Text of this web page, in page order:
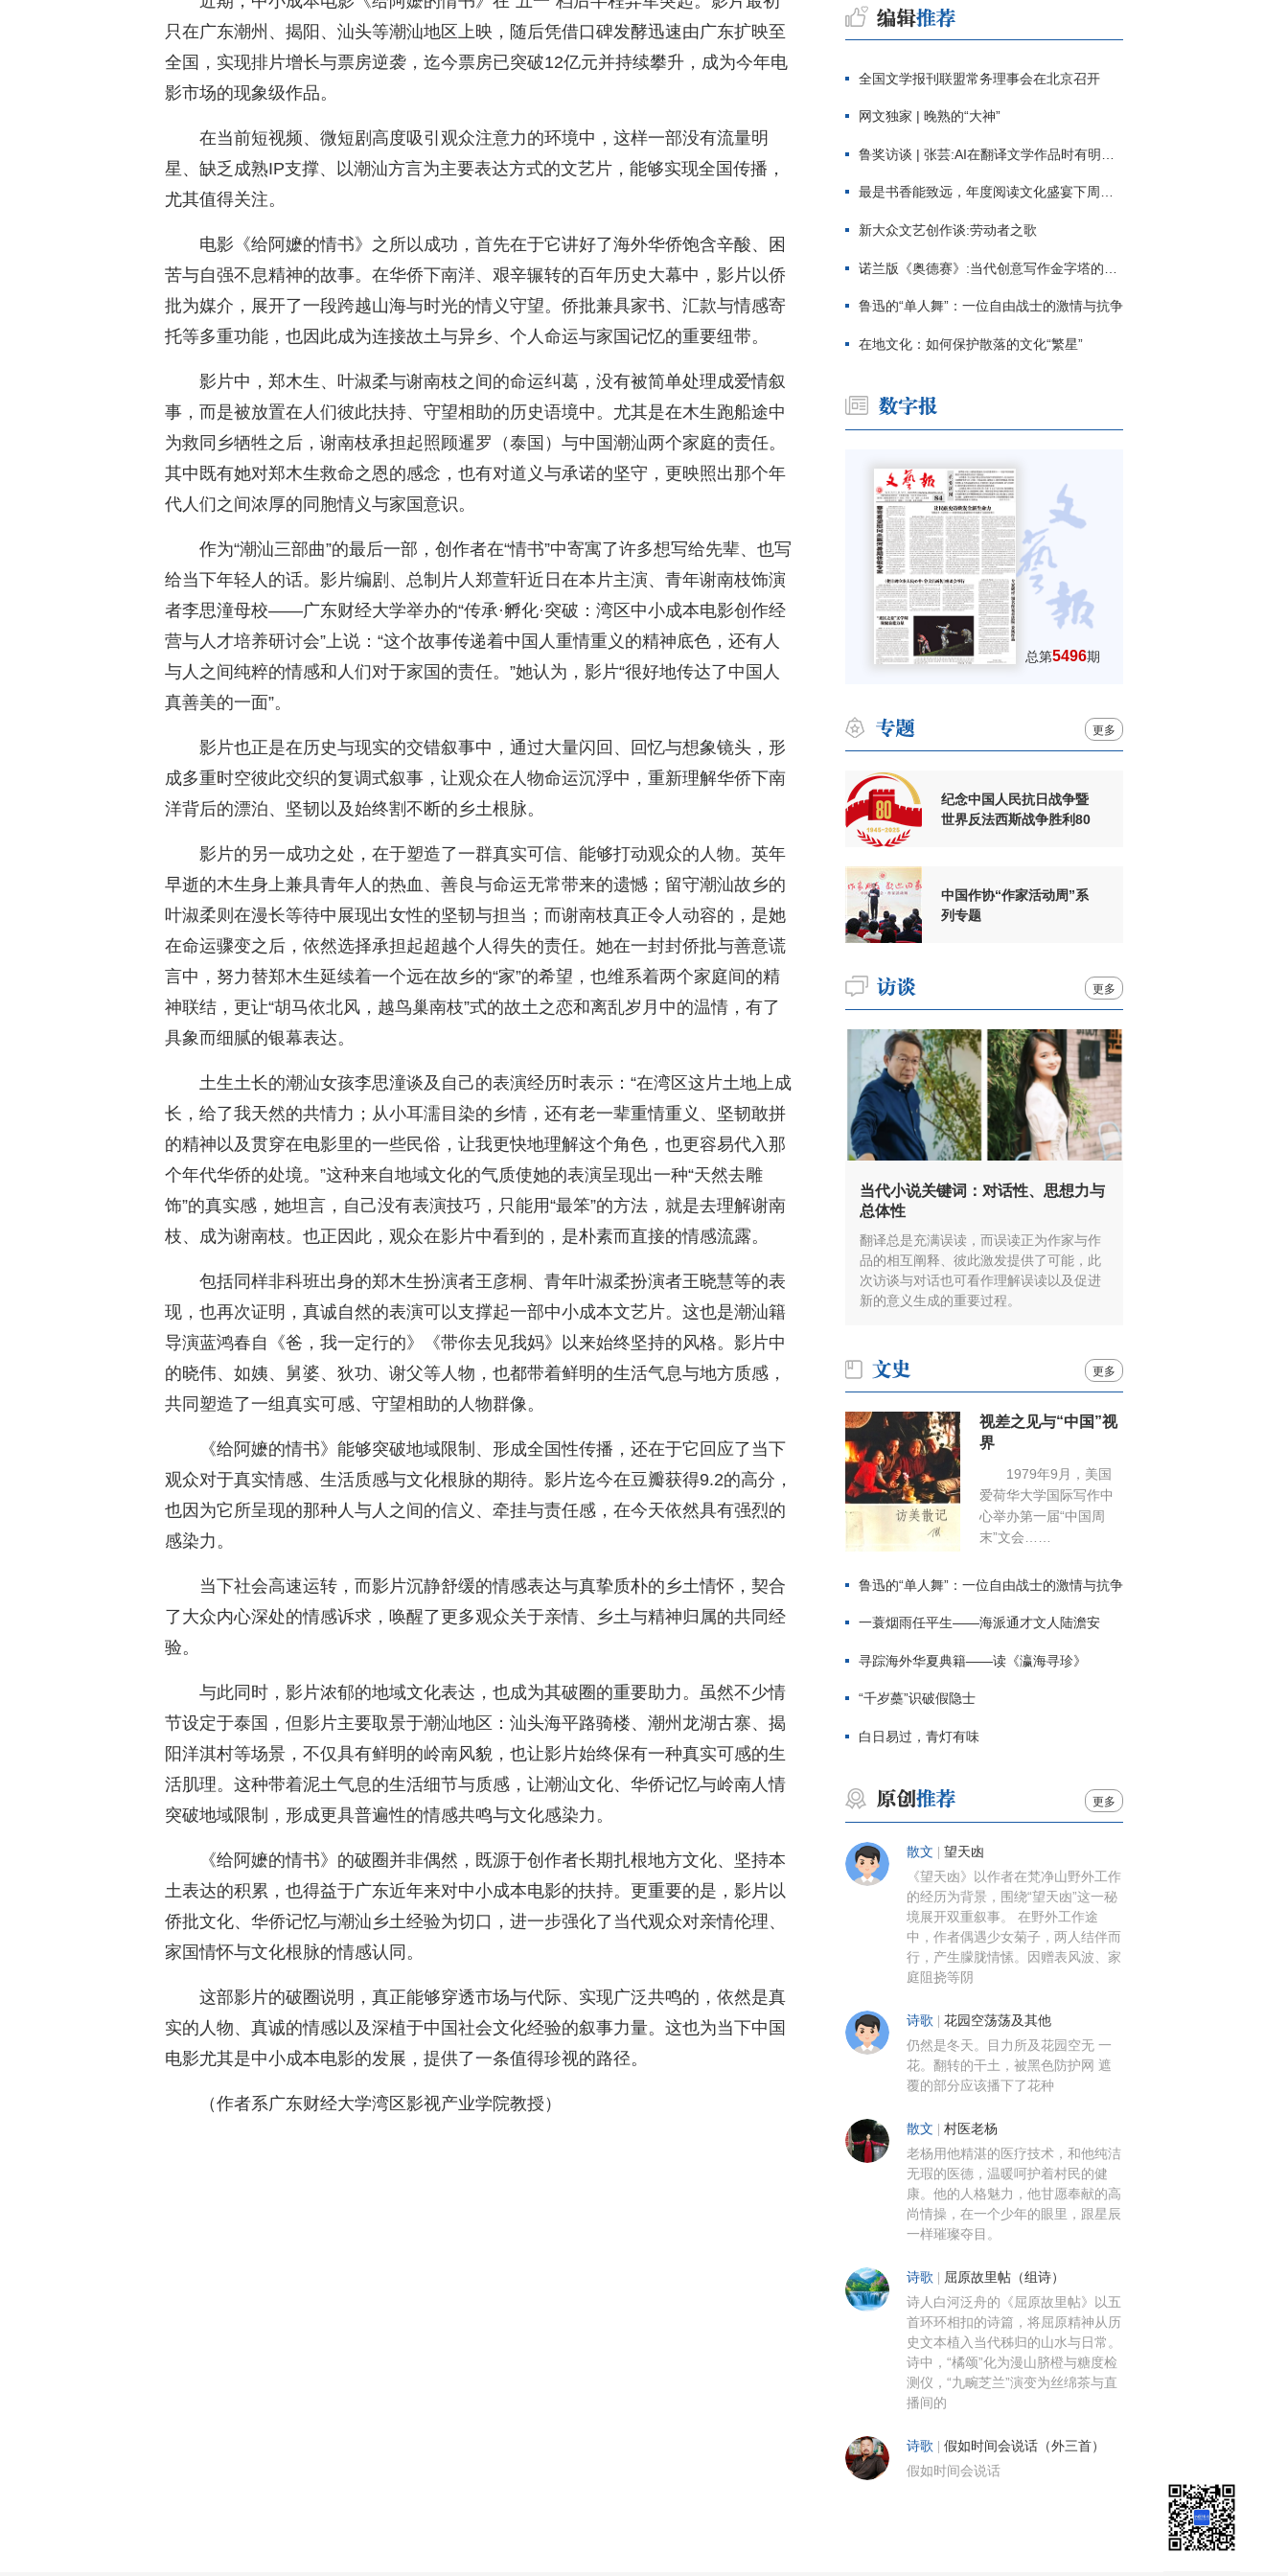
只在广东潮州、揭阳、汕头等潮汕地区上映，随后凭借口碑发酵迅速由广东扩映至
全国，实现排片增长与票房逆袭，迄今票房已突破12亿元并持续攀升，成为今年电
影市场的现象级作品。
在当前短视频、微短剧高度吸引观众注意力的环境中，这样一部没有流量明
星、缺乏成熟IP支撑、以潮汕方言为主要表达方式的文艺片，能够实现全国传播，
尤其值得关注。
电影《给阿嬷的情书》之所以成功，首先在于它讲好了海外华侨饱含辛酸、困
苦与自强不息精神的故事。在华侨下南洋、艰辛辗转的百年历史大幕中，影片以侨
批为媒介，展开了一段跨越山海与时光的情义守望。侨批兼具家书、汇款与情感寄
托等多重功能，也因此成为连接故土与异乡、个人命运与家国记忆的重要纽带。
影片中，郑木生、叶淑柔与谢南枝之间的命运纠葛，没有被简单处理成爱情叙
事，而是被放置在人们彼此扶持、守望相助的历史语境中。尤其是在木生跑船途中
为救同乡牺牲之后，谢南枝承担起照顾暹罗（泰国）与中国潮汕两个家庭的责任。
其中既有她对郑木生救命之恩的感念，也有对道义与承诺的坚守，更映照出那个年
代人们之间浓厚的同胞情义与家国意识。
作为“潮汕三部曲”的最后一部，创作者在“情书”中寄寓了许多想写给先辈、也写
给当下年轻人的话。影片编剧、总制片人郑萱轩近日在本片主演、青年谢南枝饰演
者李思潼母校——广东财经大学举办的“传承·孵化·突破：湾区中小成本电影创作经
营与人才培养研讨会”上说：“这个故事传递着中国人重情重义的精神底色，还有人
与人之间纯粹的情感和人们对于家国的责任。”她认为，影片“很好地传达了中国人
真善美的一面”。
影片也正是在历史与现实的交错叙事中，通过大量闪回、回忆与想象镜头，形
成多重时空彼此交织的复调式叙事，让观众在人物命运沉浮中，重新理解华侨下南
洋背后的漂泊、坚韧以及始终割不断的乡土根脉。
影片的另一成功之处，在于塑造了一群真实可信、能够打动观众的人物。英年
早逝的木生身上兼具青年人的热血、善良与命运无常带来的遗憾；留守潮汕故乡的
叶淑柔则在漫长等待中展现出女性的坚韧与担当；而谢南枝真正令人动容的，是她
在命运骤变之后，依然选择承担起超越个人得失的责任。她在一封封侨批与善意谎
言中，努力替郑木生延续着一个远在故乡的“家”的希望，也维系着两个家庭间的精
神联结，更让“胡马依北风，越鸟巢南枝”式的故土之恋和离乱岁月中的温情，有了
具象而细腻的银幕表达。
土生土长的潮汕女孩李思潼谈及自己的表演经历时表示：“在湾区这片土地上成
长，给了我天然的共情力；从小耳濡目染的乡情，还有老一辈重情重义、坚韧敢拼
的精神以及贯穿在电影里的一些民俗，让我更快地理解这个角色，也更容易代入那
个年代华侨的处境。”这种来自地域文化的气质使她的表演呈现出一种“天然去雕
饰”的真实感，她坦言，自己没有表演技巧，只能用“最笨”的方法，就是去理解谢南
枝、成为谢南枝。也正因此，观众在影片中看到的，是朴素而直接的情感流露。
包括同样非科班出身的郑木生扮演者王彦桐、青年叶淑柔扮演者王晓慧等的表
现，也再次证明，真诚自然的表演可以支撑起一部中小成本文艺片。这也是潮汕籍
导演蓝鸿春自《爸，我一定行的》《带你去见我妈》以来始终坚持的风格。影片中
的晓伟、如姨、舅婆、狄功、谢父等人物，也都带着鲜明的生活气息与地方质感，
共同塑造了一组真实可感、守望相助的人物群像。
《给阿嬷的情书》能够突破地域限制、形成全国性传播，还在于它回应了当下
观众对于真实情感、生活质感与文化根脉的期待。影片迄今在豆瓣获得9.2的高分，
也因为它所呈现的那种人与人之间的信义、牵挂与责任感，在今天依然具有强烈的
感染力。
当下社会高速运转，而影片沉静舒缓的情感表达与真挚质朴的乡土情怀，契合
了大众内心深处的情感诉求，唤醒了更多观众关于亲情、乡土与精神归属的共同经
验。
与此同时，影片浓郁的地域文化表达，也成为其破圈的重要助力。虽然不少情
节设定于泰国，但影片主要取景于潮汕地区：汕头海平路骑楼、潮州龙湖古寨、揭
阳洋淇村等场景，不仅具有鲜明的岭南风貌，也让影片始终保有一种真实可感的生
活肌理。这种带着泥土气息的生活细节与质感，让潮汕文化、华侨记忆与岭南人情
突破地域限制，形成更具普遍性的情感共鸣与文化感染力。
《给阿嬷的情书》的破圈并非偶然，既源于创作者长期扎根地方文化、坚持本
土表达的积累，也得益于广东近年来对中小成本电影的扶持。更重要的是，影片以
侨批文化、华侨记忆与潮汕乡土经验为切口，进一步强化了当代观众对亲情伦理、
家国情怀与文化根脉的情感认同。
这部影片的破圈说明，真正能够穿透市场与代际、实现广泛共鸣的，依然是真
实的人物、真诚的情感以及深植于中国社会文化经验的叙事力量。这也为当下中国
电影尤其是中小成本电影的发展，提供了一条值得珍视的路径。
（作者系广东财经大学湾区影视产业学院教授）
全国文学报刊联盟常务理事会在北京召开
网文独家 | 晚熟的“大神”
鲁奖访谈 | 张芸:AI在翻译文学作品时有明显局限
最是书香能致远，年度阅读文化盛宴下周启幕
新大众文艺创作谈:劳动者之歌
诺兰版《奥德赛》:当代创意写作金字塔的宏伟与平庸
鲁迅的“单人舞”：一位自由战士的激情与抗争
在地文化：如何保护散落的文化“繁星”
总第5496期
更多
纪念中国人民抗日战争暨
世界反法西斯战争胜利80
中国作协“作家活动周”系
列专题
更多
当代小说关键词：对话性、思想力与
总体性
翻译总是充满误读，而误读正为作家与作
品的相互阐释、彼此激发提供了可能，此
次访谈与对话也可看作理解误读以及促进
新的意义生成的重要过程。
更多
视差之见与“中国”视
界
1979年9月，美国
爱荷华大学国际写作中
心举办第一届“中国周
末”文会……
鲁迅的“单人舞”：一位自由战士的激情与抗争
一蓑烟雨任平生——海派通才文人陆澹安
寻踪海外华夏典籍——读《瀛海寻珍》
“千岁蘽”识破假隐士
白日易过，青灯有味
更多
散文 望天凼
《望天凼》以作者在梵净山野外工作
的经历为背景，围绕“望天凼”这一秘
境展开双重叙事。 在野外工作途
中，作者偶遇少女菊子，两人结伴而
行，产生朦胧情愫。因赠表风波、家
庭阻挠等阴
诗歌 花园空荡荡及其他
仍然是冬天。目力所及花园空无 一
花。翻转的干土，被黑色防护网 遮
覆的部分应该播下了花种
散文 村医老杨
老杨用他精湛的医疗技术，和他纯洁
无瑕的医德，温暖呵护着村民的健
康。他的人格魅力，他甘愿奉献的高
尚情操，在一个少年的眼里，跟星辰
一样璀璨夺目。
诗歌 屈原故里帖（组诗）
诗人白河泛舟的《屈原故里帖》以五
首环环相扣的诗篇，将屈原精神从历
史文本植入当代秭归的山水与日常。
诗中，“橘颂”化为漫山脐橙与糖度检
测仪，“九畹芝兰”演变为丝绵茶与直
播间的
诗歌 假如时间会说话（外三首）
假如时间会说话